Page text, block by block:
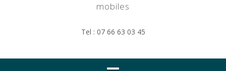
mobiles
Tel : 07 66 63 03 45